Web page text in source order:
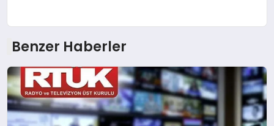
Benzer Haberler